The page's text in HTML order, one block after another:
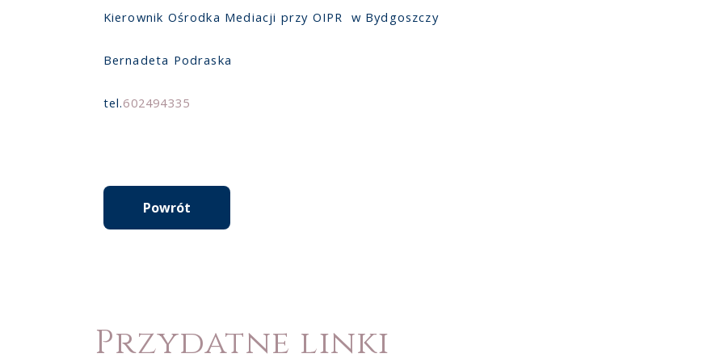
Kierownik Ośrodka Mediacji przy OIPR w Bydgoszczy
Bernadeta Podraska
tel.602494335
Powrót
Przydatne linki